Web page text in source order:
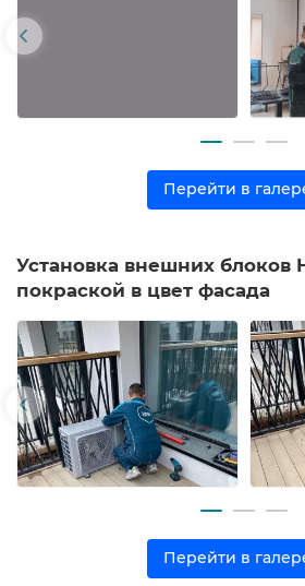
Перейти в
Установка внешних блоков
покраской в цвет фасада
Перейти в